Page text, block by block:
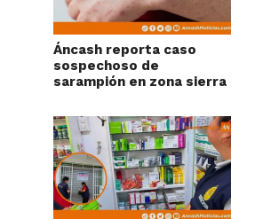
Áncash reporta caso
sospechoso de
sarampión en zona sierra